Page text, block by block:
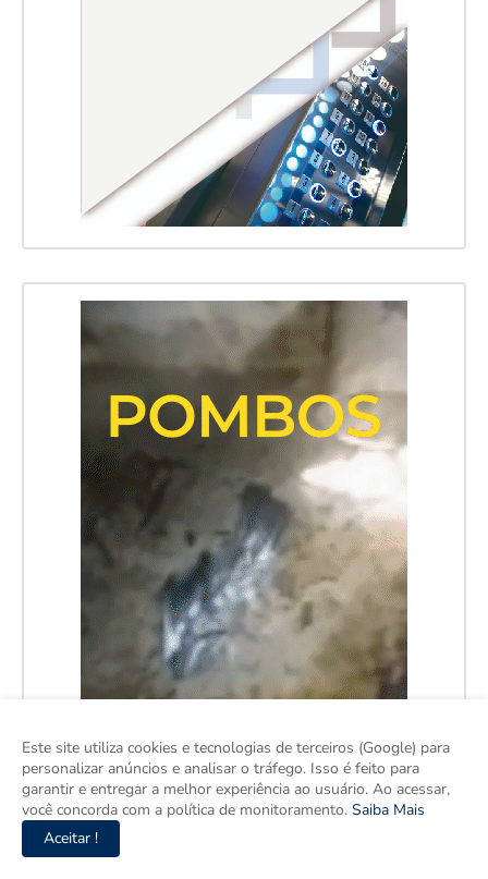
Este site utiliza cookies e tecnologias de terceiros (Google) para
personalizar anúncios e analisar o tráfego. Isso é feito para
garantir e entregar a melhor experiência ao usuário. Ao acessar,
você concorda com a política de monitoramento. Saiba Mais
Aceitar !